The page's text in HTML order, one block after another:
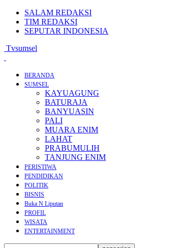
SALAM REDAKSI
TIM REDAKSI
SEPUTAR INDONESIA
Tvsumsel
BERANDA
SUMSEL
KAYUAGUNG
BATURAJA
BANYUASIN
PALI
MUARA ENIM
LAHAT
PRABUMULIH
TANJUNG ENIM
PERISTIWA
PENDIDIKAN
POLITIK
BISNIS
Buka N Liputan
PROFIL
WISATA
ENTERTAINMENT